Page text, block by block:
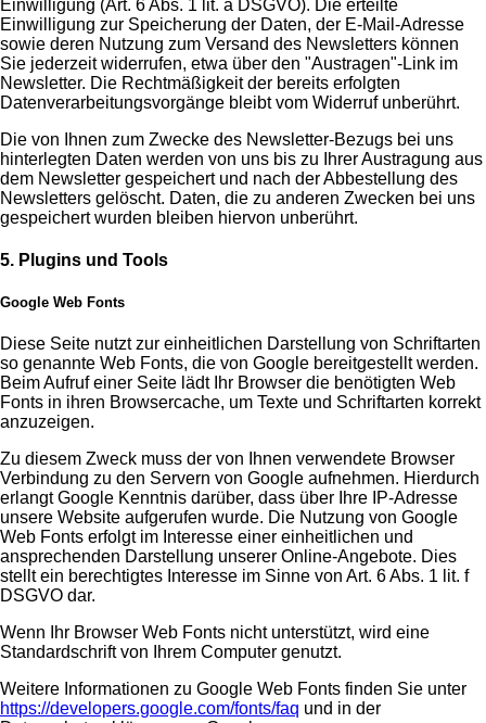
Einwilligung (Art. 6 Abs. 1 lit. a DSGVO). Die erteilte
Einwilligung zur Speicherung der Daten, der E-Mail-Adresse
sowie deren Nutzung zum Versand des Newsletters können
Sie jederzeit widerrufen, etwa über den "Austragen"-Link im
Newsletter. Die Rechtmäßigkeit der bereits erfolgten
Datenverarbeitungsvorgänge bleibt vom Widerruf unberührt.
Die von Ihnen zum Zwecke des Newsletter-Bezugs bei uns
hinterlegten Daten werden von uns bis zu Ihrer Austragung aus
dem Newsletter gespeichert und nach der Abbestellung des
Newsletters gelöscht. Daten, die zu anderen Zwecken bei uns
gespeichert wurden bleiben hiervon unberührt.
5. Plugins und Tools
Google Web Fonts
Diese Seite nutzt zur einheitlichen Darstellung von Schriftarten
so genannte Web Fonts, die von Google bereitgestellt werden.
Beim Aufruf einer Seite lädt Ihr Browser die benötigten Web
Fonts in ihren Browsercache, um Texte und Schriftarten korrekt
anzuzeigen.
Zu diesem Zweck muss der von Ihnen verwendete Browser
Verbindung zu den Servern von Google aufnehmen. Hierdurch
erlangt Google Kenntnis darüber, dass über Ihre IP-Adresse
unsere Website aufgerufen wurde. Die Nutzung von Google
Web Fonts erfolgt im Interesse einer einheitlichen und
ansprechenden Darstellung unserer Online-Angebote. Dies
stellt ein berechtigtes Interesse im Sinne von Art. 6 Abs. 1 lit. f
DSGVO dar.
Wenn Ihr Browser Web Fonts nicht unterstützt, wird eine
Standardschrift von Ihrem Computer genutzt.
Weitere Informationen zu Google Web Fonts finden Sie unter
https://developers.google.com/fonts/faq und in der